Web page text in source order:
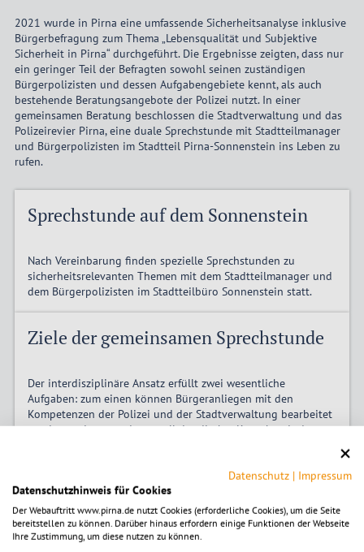
2021 wurde in Pirna eine umfassende Sicherheitsanalyse inklusive
Bürgerbefragung zum Thema „Lebensqualität und Subjektive
Sicherheit in Pirna“ durchgeführt. Die Ergebnisse zeigten, dass nur
ein geringer Teil der Befragten sowohl seinen zuständigen
Bürgerpolizisten und dessen Aufgabengebiete kennt, als auch
bestehende Beratungsangebote der Polizei nutzt. In einer
gemeinsamen Beratung beschlossen die Stadtverwaltung und das
Polizeirevier Pirna, eine duale Sprechstunde mit Stadtteilmanager
und Bürgerpolizisten im Stadtteil Pirna-Sonnenstein ins Leben zu
rufen.
Sprechstunde auf dem Sonnenstein
Nach Vereinbarung finden spezielle Sprechstunden zu
sicherheitsrelevanten Themen mit dem Stadtteilmanager und
dem Bürgerpolizisten im Stadtteilbüro Sonnenstein statt.
Ziele der gemeinsamen Sprechstunde
Der interdisziplinäre Ansatz erfüllt zwei wesentliche
Aufgaben: zum einen können Bürgeranliegen mit den
Kompetenzen der Polizei und der Stadtverwaltung bearbeitet
werden und zum anderen soll der direkte Kontakt mit dem
Bürgerpolizisten der Stadt Pirna
Datenschutz | Impressum
Datenschutzhinweis für Cookies
Der Webauftritt www.pirna.de nutzt Cookies (erforderliche Cookies), um die Seite
bereitstellen zu können. Darüber hinaus erfordern einige Funktionen der Webseite
Ihre Zustimmung, um diese nutzen zu können.